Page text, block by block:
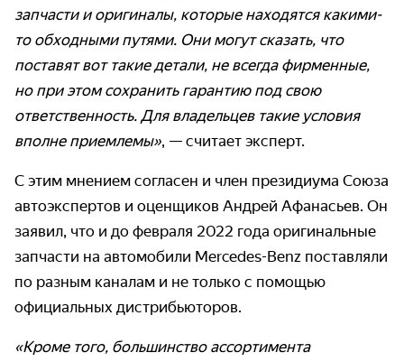
запчасти и оригиналы, которые находятся какими-
то обходными путями. Они могут сказать, что
поставят вот такие детали, не всегда фирменные,
но при этом сохранить гарантию под свою
ответственность. Для владельцев такие условия
вполне приемлемы», — считает эксперт.
С этим мнением согласен и член президиума Союза
автоэкспертов и оценщиков Андрей Афанасьев. Он
заявил, что и до февраля 2022 года оригинальные
запчасти на автомобили Mercedes-Benz поставляли
по разным каналам и не только с помощью
официальных дистрибьюторов.
«Кроме того, большинство ассортимента